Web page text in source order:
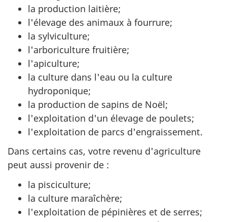
la production laitière;
l'élevage des animaux à fourrure;
la sylviculture;
l'arboriculture fruitière;
l'apiculture;
la culture dans l'eau ou la culture
hydroponique;
la production de sapins de Noël;
l'exploitation d'un élevage de poulets;
l'exploitation de parcs d'engraissement.
Dans certains cas, votre revenu d'agriculture
peut aussi provenir de :
la pisciculture;
la culture maraîchère;
l'exploitation de pépinières et de serres;